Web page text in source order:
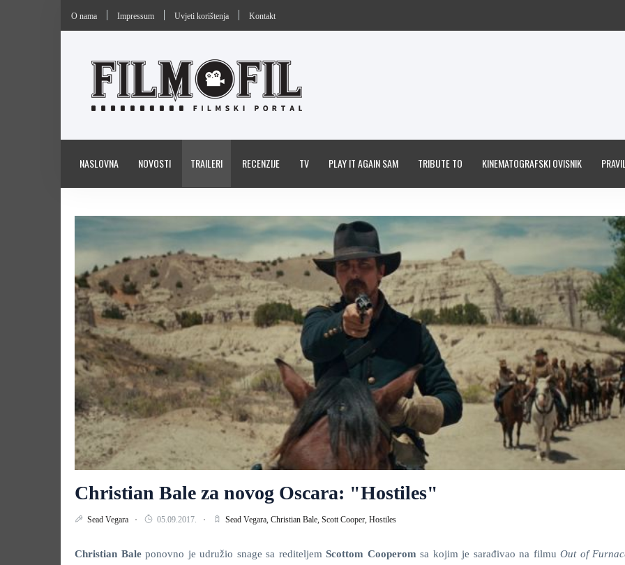
O nama Impressum Uvjeti korištenja Kontakt
NASLOVNA NOVOSTI TRAILERI RECENZIJE TV PLAY IT AGAIN SAM TRIBUTE TO KINEMATOGRAFSKI OVISNIK
Christian Bale za novog Oscara: "Hostiles"
Sead Vegara 05.09.2017. Sead Vegara, Christian Bale, Scott Cooper, Hostiles
Christian Baleponovno je udružio snage sa rediteljemScottom Cooperom sa kojim je sarađivao na filmuOut of